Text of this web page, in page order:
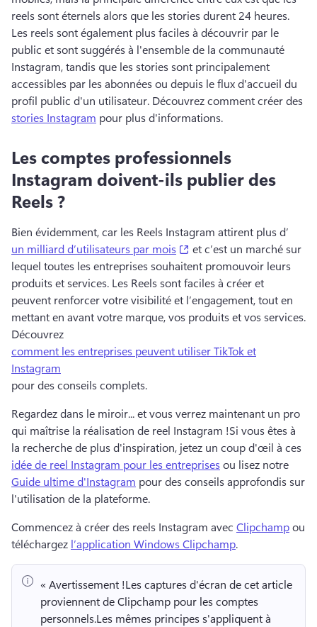
Les reels sont également plus faciles à découvrir par le
public et sont suggérés à l'ensemble de la communauté
Instagram, tandis que les stories sont principalement
accessibles par les abonnées ou depuis le flux d'accueil du
profil public d'un utilisateur. Découvrez comment créer des
stories Instagram pour plus d'informations.
Les comptes professionnels
Instagram doivent-ils publier des
Reels ?
Bien évidemment, car les Reels Instagram attirent plus d’
un milliard d’utilisateurs par mois
(opens in a new tab)
et c’est un marché sur
lequel toutes les entreprises souhaitent promouvoir leurs
produits et services. Les Reels sont faciles à créer et
peuvent renforcer votre visibilité et l’engagement, tout en
Découvrez
comment les entreprises peuvent utiliser TikTok et
Instagram
pour des conseils complets.
Regardez dans le miroir... et vous verrez maintenant un pro
qui maîtrise la réalisation de reel Instagram !Si vous êtes à
la recherche de plus d'inspiration, jetez un coup d'œil à ces
idée de reel Instagram pour les entreprises ou lisez notre
Guide ultime d'Instagram pour des conseils approfondis sur
l'utilisation de la plateforme.
Commencez à créer des reels Instagram avec Clipchamp ou
téléchargez l’application Windows Clipchamp.
« Avertissement !Les captures d'écran de cet article
proviennent de Clipchamp pour les comptes
personnels.